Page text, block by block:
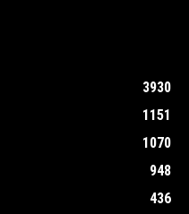
3930
1151
1070
948
436